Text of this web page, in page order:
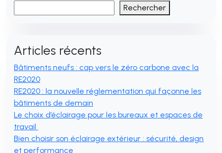
Rechercher
Articles récents
Bâtiments neufs : cap vers le zéro carbone avec la
RE2020
RE2020 : la nouvelle réglementation qui façonne les
bâtiments de demain
Le choix d’éclairage pour les bureaux et espaces de
travail
Bien choisir son éclairage extérieur : sécurité, design
et performance